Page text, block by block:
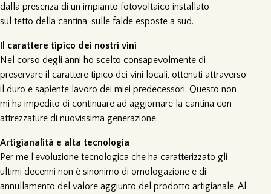
dalla presenza di un impianto fotovoltaico installato
sul tetto della cantina, sulle falde esposte a sud.
Il carattere tipico dei nostri vini
Nel corso degli anni ho scelto consapevolmente di
preservare il carattere tipico dei vini locali, ottenuti attraverso
il duro e sapiente lavoro dei miei predecessori. Questo non
mi ha impedito di continuare ad aggiornare la cantina con
attrezzature di nuovissima generazione.
Artigianalità e alta tecnologia
Per me l’evoluzione tecnologica che ha caratterizzato gli
ultimi decenni non è sinonimo di omologazione e di
annullamento del valore aggiunto del prodotto artigianale. Al